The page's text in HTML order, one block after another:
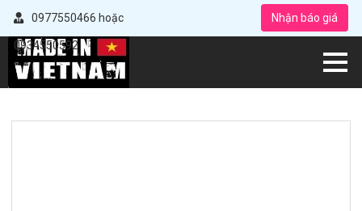
0977550466 hoặc
0934550592
Nhận báo giá